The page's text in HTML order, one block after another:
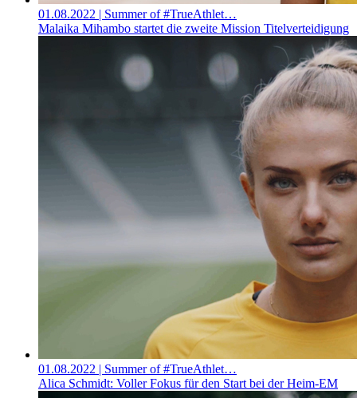
01.08.2022 | Summer of #TrueAthlet…
Malaika Mihambo startet die zweite Mission Titelverteidigung
01.08.2022 | Summer of #TrueAthlet…
Alica Schmidt: Voller Fokus für den Start bei der Heim-EM